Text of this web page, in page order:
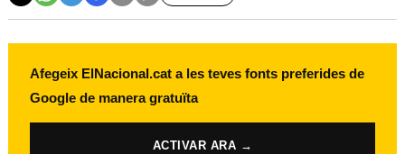
Afegeix ElNacional.cat a les teves fonts preferides de
Google de manera gratuïta
ACTIVAR ARA →